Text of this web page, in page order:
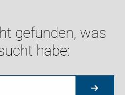
gefunden, was
habe: